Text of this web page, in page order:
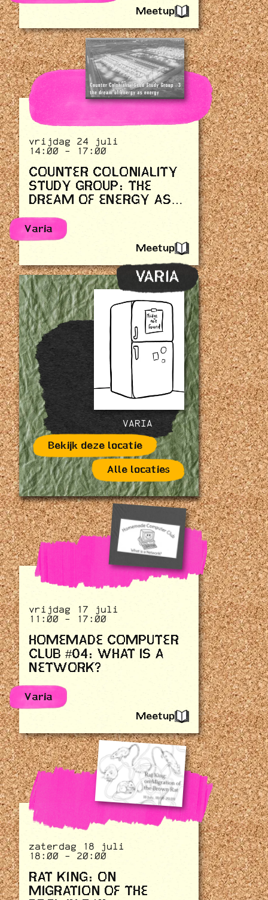
Meetup
vrijdag 24 juli
14:00 - 17:00
COUNTER COLONIALITY
STUDY GROUP: THE
DREAM OF ENERGY AS
DATUM!
Varia
Meetup
VARIA
VARIA
Bekijk deze locatie
Alle locaties
vrijdag 17 juli
11:00 - 17:00
HOMEMADE COMPUTER
CLUB #04: WHAT IS A
NETWORK?
Varia
Meetup
zaterdag 18 juli
18:00 - 20:00
RAT KING: ON
MIGRATION OF THE